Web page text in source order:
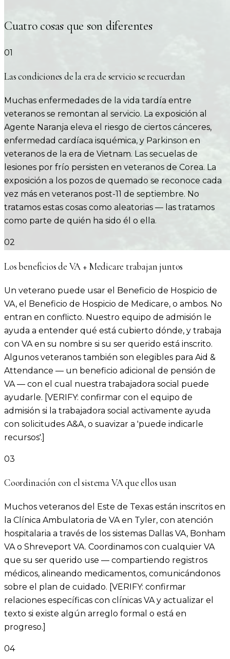
Cuatro cosas que son diferentes
01
Las condiciones de la era de servicio se recuerdan
Muchas enfermedades de la vida tardía entre
veteranos se remontan al servicio. La exposición al
Agente Naranja eleva el riesgo de ciertos cánceres,
enfermedad cardíaca isquémica, y Parkinson en
veteranos de la era de Vietnam. Las secuelas de
lesiones por frío persisten en veteranos de Corea. La
exposición a los pozos de quemado se reconoce cada
vez más en veteranos post-11 de septiembre. No
tratamos estas cosas como aleatorias — las tratamos
como parte de quién ha sido él o ella.
02
Los beneficios de VA + Medicare trabajan juntos
Un veterano puede usar el Beneficio de Hospicio de
VA, el Beneficio de Hospicio de Medicare, o ambos. No
entran en conflicto. Nuestro equipo de admisión le
ayuda a entender qué está cubierto dónde, y trabaja
con VA en su nombre si su ser querido está inscrito.
Algunos veteranos también son elegibles para Aid &
Attendance — un beneficio adicional de pensión de
VA — con el cual nuestra trabajadora social puede
ayudarle. [VERIFY: confirmar con el equipo de
admisión si la trabajadora social activamente ayuda
con solicitudes A&A, o suavizar a 'puede indicarle
recursos'.]
03
Coordinación con el sistema VA que ellos usan
Muchos veteranos del Este de Texas están inscritos en
la Clínica Ambulatoria de VA en Tyler, con atención
hospitalaria a través de los sistemas Dallas VA, Bonham
VA o Shreveport VA. Coordinamos con cualquier VA
que su ser querido use — compartiendo registros
médicos, alineando medicamentos, comunicándonos
sobre el plan de cuidado. [VERIFY: confirmar
relaciones específicas con clínicas VA y actualizar el
texto si existe algún arreglo formal o está en
progreso.]
04